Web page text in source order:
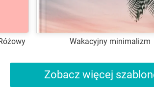
Wakacyjny minimalizm
Zobacz więcej